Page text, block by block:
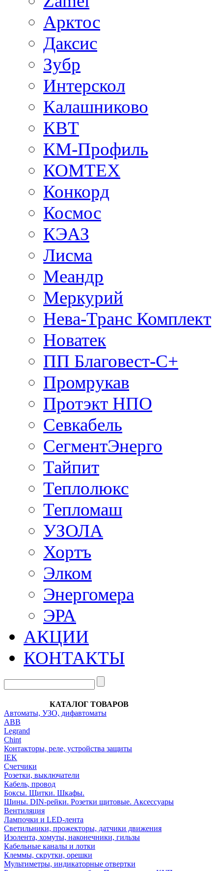
Арктос
Даксис
Зубр
Интерскол
Калашниково
КВТ
КМ-Профиль
КОМТЕХ
Конкорд
Космос
КЭАЗ
Лисма
Меандр
Меркурий
Нева-Транс Комплект
Новатек
ПП Благовест-С+
Промрукав
Протэкт НПО
Севкабель
СегментЭнерго
Тайпит
Теплолюкс
Тепломаш
УЗОЛА
Хортъ
Элком
Энергомера
ЭРА
АКЦИИ
КОНТАКТЫ
КАТАЛОГ ТОВАРОВ
Автоматы, УЗО, дифавтоматы
АВВ
Legrand
Chint
Контакторы, реле, устройства защиты
IEK
Счетчики
Розетки, выключатели
Кабель, провод
Боксы. Щитки. Шкафы.
Шины. DIN-рейки. Розетки щитовые. Аксессуары
Вентиляция
Лампочки и LED-лента
Светильники, прожекторы, датчики движения
Изолента, хомуты, наконечники, гильзы
Кабельные каналы и лотки
Клеммы, скрутки, орешки
Мультиметры, индикаторные отвертки